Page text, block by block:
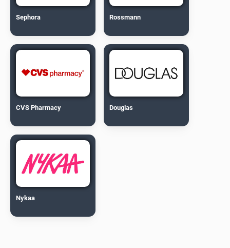
Sephora Rossmann
CVS Pharmacy Douglas
Nykaa